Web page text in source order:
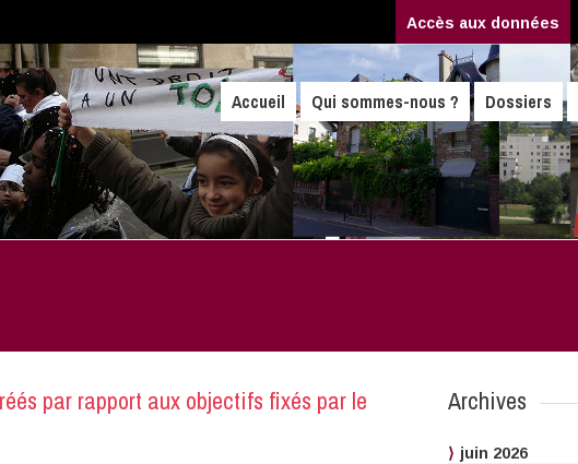
Accès aux données
Accueil Qui sommes-nous ? Dossiers
par rapport aux objectifs fixés par le
Archives
juin 2026